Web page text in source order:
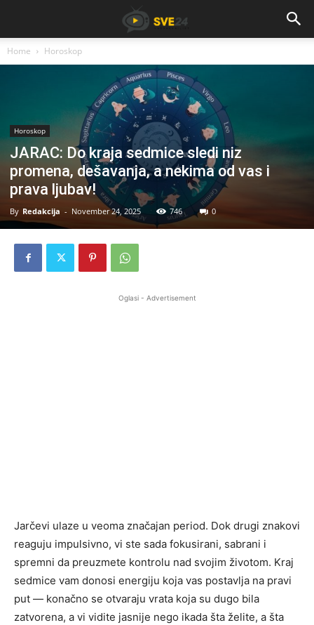
Home Horoskop
Horoskop
JARAC: Do kraja sedmice sledi niz
promena, dešavanja, a nekima od vas i
prava ljubav!
By Redakcija - November 24, 2025 746 0
Oglasi - Advertisement
Jarčevi ulaze u veoma značajan period. Dok drugi znakovi
reaguju impulsivno, vi ste sada fokusirani, sabrani i
spremni da preuzmete kontrolu nad svojim životom. Kraj
sedmice vam donosi energiju koja vas postavlja na pravi
put — konačno se otvaraju vrata koja su dugo bila
zatvorena, a vi vidite jasnije nego ikada šta želite, a šta